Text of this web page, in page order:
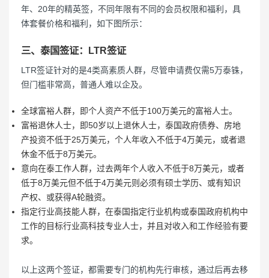
年、20年的精英签，不同年限有不同的会员权限和福利，具
体套餐价格和福利，如下图所示：
三、泰国签证：LTR签证
LTR签证针对的是4类高素质人群，尽管申请费仅需5万泰铢，
但门槛非常高，普通人难以企及。
全球富裕人群，即个人资产不低于100万美元的富裕人士。
富裕退休人士，即50岁以上退休人士，泰国政府债券、房地
产投资不低于25万美元，个人年收入不低于4万美元，或者退
休金不低于8万美元。
意向在泰工作人群，过去两年个人收入不低于8万美元，或者
低于8万美元但不低于4万美元则必须有硕士学历、或有知识
产权、或获得A轮融资。
指定行业高技能人群，在泰国指定行业机构或泰国政府机构中
工作的目标行业高科技专业人士，并且对收入和工作经验有要
求。
以上这两个签证，都需要专门的机构先行审核，通过后再去移